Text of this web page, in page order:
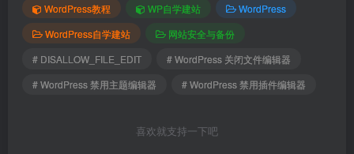
WordPress教程 WP自学建站
WordPress
WordPress自学建站
网站安全与备份
# DISALLOW_FILE_EDIT
# WordPress 关闭文件编辑器
# WordPress 禁用主题编辑器
# WordPress 禁用插件编辑器
喜欢就支持一下吧